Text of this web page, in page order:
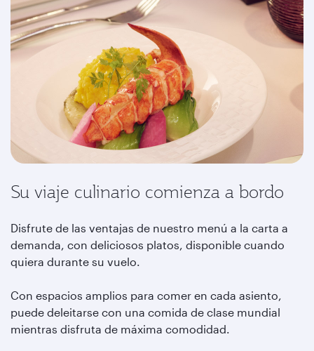
Su viaje culinario comienza a bordo
Disfrute de las ventajas de nuestro menú a la carta a
demanda, con deliciosos platos, disponible cuando
quiera durante su vuelo.
Con espacios amplios para comer en cada asiento,
puede deleitarse con una comida de clase mundial
mientras disfruta de máxima comodidad.